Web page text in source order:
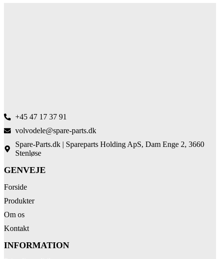
+45 47 17 37 91
volvodele@spare-parts.dk
Spare-Parts.dk | Spareparts Holding ApS, Dam Enge 2, 3660
Stenløse
GENVEJE
Forside
Produkter
Om os
Kontakt
INFORMATION